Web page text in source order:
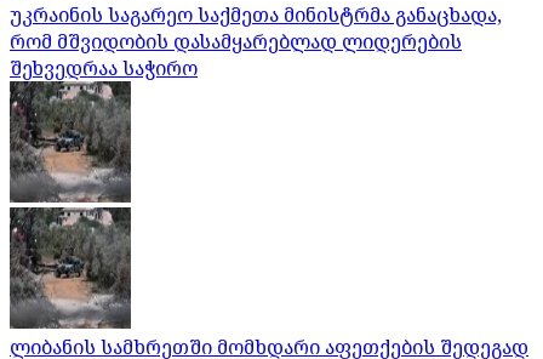
უკრაინის საგარეო საქმეთა მინისტრმა განაცხადა,
რომ მშვიდობის დასამყარებლად ლიდერების
შეხვედრაა საჭირო
ლიბანის სამხრეთში მომხდარი აფეთქების შედეგად